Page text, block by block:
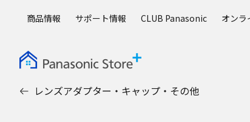
商品情報 サポート情報 CLUB Panasonic オンラ
レンズアダプター・キャップ・その他